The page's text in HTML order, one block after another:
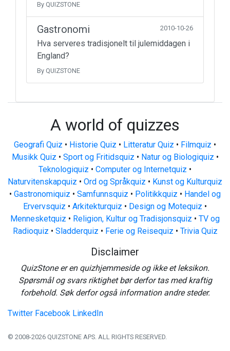
By QUIZSTONE
Gastronomi 2010-10-26
Hva serveres tradisjonelt til julemiddagen i
England?
By QUIZSTONE
A world of quizzes
Geografi Quiz • Historie Quiz • Litteratur Quiz • Filmquiz •
Musikk Quiz • Sport og Fritidsquiz • Natur og Biologiquiz •
Teknologiquiz • Computer og Internetquiz •
Naturvitenskapquiz • Ord og Språkquiz • Kunst og Kulturquiz
• Gastronomiquiz • Samfunnsquiz • Politikkquiz • Handel og
Ervervsquiz • Arkitekturquiz • Design og Motequiz •
Mennesketquiz • Religion, Kultur og Tradisjonsquiz • TV og
Radioquiz • Sladderquiz • Ferie og Reisequiz • Trivia Quiz
Disclaimer
QuizStone er en quizhjemmeside og ikke et leksikon.
Spørsmål og svars riktighet bør derfor tas med kraftig
forbehold. Søk derfor også information andre steder.
Twitter Facebook LinkedIn
© 2008-2026 QUIZSTONE APS. ALL RIGHTS RESERVED.